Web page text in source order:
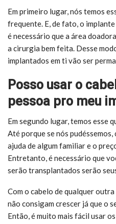
Em primeiro lugar, nós temos
frequente. E, de fato, o
é necessário que a área
a cirurgia bem feita. Desse
implantados em ti vão ser
Posso usar o
pessoa pro meu
Em segundo lugar, temos esse
Até porque se nós
ajuda de algum familiar e o
Entretanto, é necessário que
serão transplantados serão
Com o cabelo de qualquer
não consigam crescer já que o
Então, é muito mais fácil usar